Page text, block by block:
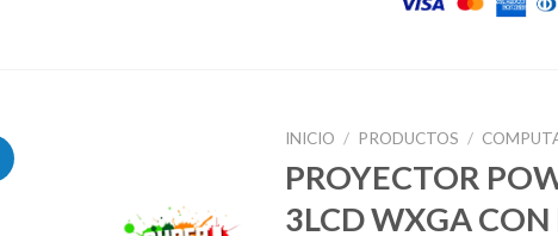
INICIO / PRODUCTOS /
PROYECTOR
3LCD WXGA